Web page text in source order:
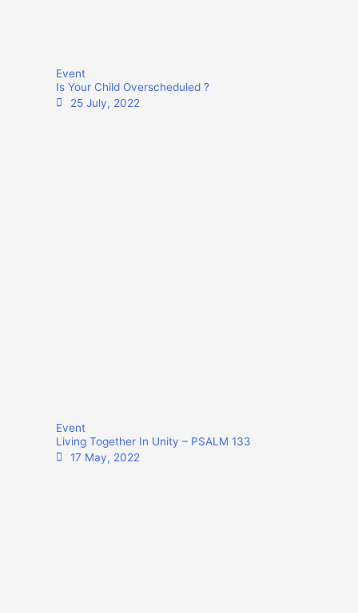
Event
Is Your Child Overscheduled ?
25 July, 2022
Event
Living Together In Unity – PSALM 133
17 May, 2022